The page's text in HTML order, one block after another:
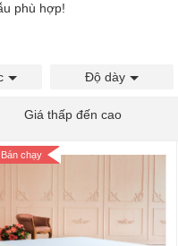
phù hợp!
Độ dày
Giá thấp đến cao
chạy